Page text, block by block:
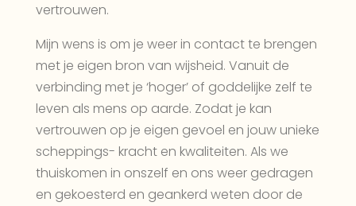
vertrouwen.
Mijn wens is om je weer in contact te brengen
met je eigen bron van wijsheid. Vanuit de
verbinding met je ‘hoger’ of goddelijke zelf te
leven als mens op aarde. Zodat je kan
vertrouwen op je eigen gevoel en jouw unieke
scheppings- kracht en kwaliteiten. Als we
thuiskomen in onszelf en ons weer gedragen
en gekoesterd en geankerd weten door de